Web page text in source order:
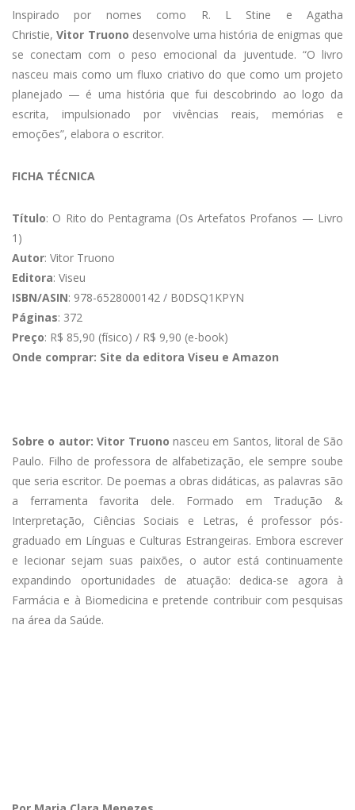
Inspirado por nomes como R. L Stine e Agatha
Christie,Vitor Truono desenvolve uma história de enigmas que
se conectam com o peso emocional da juventude. “O livro
nasceu mais como um fluxo criativo do que como um projeto
planejado — é uma história que fui descobrindo ao logo da
escrita, impulsionado por vivências reais, memórias e
emoções”, elabora o escritor.
FICHA TÉCNICA
Título: O Rito do Pentagrama (Os Artefatos Profanos — Livro
1)
Autor: Vitor Truono
Editora: Viseu
ISBN/ASIN: 978-6528000142 / B0DSQ1KPYN
Páginas: 372
Preço: R$ 85,90 (físico) / R$ 9,90 (e-book)
Onde comprar: Site da editora Viseu e Amazon
Sobre o autor: Vitor Truono nasceu em Santos, litoral de São
Paulo. Filho de professora de alfabetização, ele sempre soube
que seria escritor. De poemas a obras didáticas, as palavras são
a ferramenta favorita dele. Formado em Tradução &
Interpretação, Ciências Sociais e Letras, é professor pós-
graduado em Línguas e Culturas Estrangeiras. Embora escrever
e lecionar sejam suas paixões, o autor está continuamente
expandindo oportunidades de atuação: dedica-se agora à
Farmácia e à Biomedicina e pretende contribuir com pesquisas
na área da Saúde.